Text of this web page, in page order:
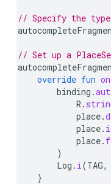
// Specify the
// Set up a
override fun
binding .
R .
place.
place.
place.
)
Log . i(TAG,
}